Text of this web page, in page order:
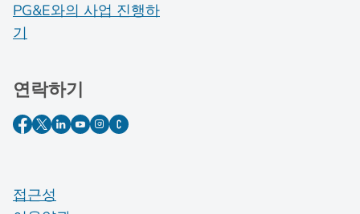
PG&E와의 사업 진행하
기
연락하기
접근성